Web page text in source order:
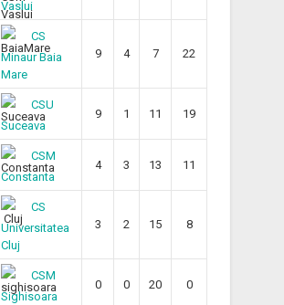
Vaslui
CS
Minaur Baia
Mare
9 4 7 22
CSU
Suceava
9 1 11 19
CSM
Constanta
4 3 13 11
CS
Universitatea
Cluj
3 2 15 8
CSM
Sighisoara
0 0 20 0